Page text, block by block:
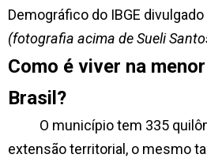
Demográfico do IBGE
(fotografia acima de Sueli
Como é viver na
Brasil?
O município tem 335
extensão territorial, o mesmo